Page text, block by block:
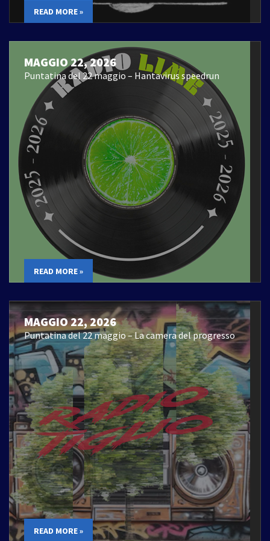
READ MORE »
MAGGIO 22, 2026
Puntatina del 22 maggio – Hantavirus speedrun
READ MORE »
MAGGIO 22, 2026
Puntatina del 22 maggio – La camera del progresso
READ MORE »